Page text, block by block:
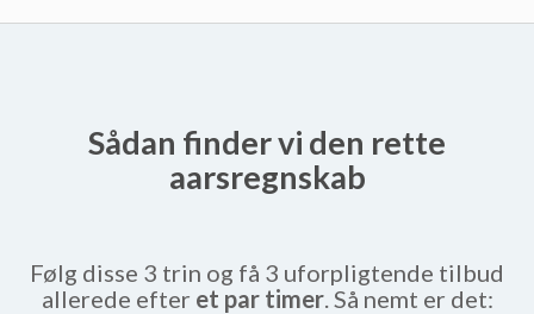
Sådan finder vi den rette
aarsregnskab
Følg disse 3 trin og få 3 uforpligtende tilbud
allerede efter et par timer. Så nemt er det: